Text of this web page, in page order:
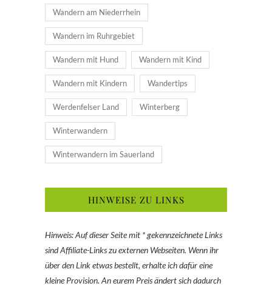
Wandern am Niederrhein
Wandern im Ruhrgebiet
Wandern mit Hund Wandern mit Kind
Wandern mit Kindern Wandertips
Werdenfelser Land Winterberg
Winterwandern
Winterwandern im Sauerland
HINWEISE ZU LINKS
Hinweis: Auf dieser Seite mit * gekennzeichnete Links
sind Affiliate-Links zu externen Webseiten. Wenn ihr
über den Link etwas bestellt, erhalte ich dafür eine
kleine Provision. An eurem Preis ändert sich dadurch